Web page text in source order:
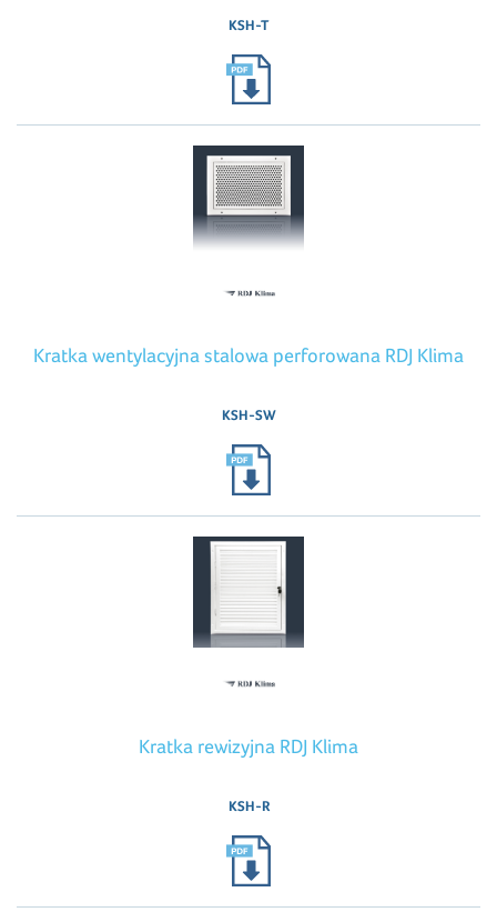
KSH-T
Kratka wentylacyjna stalowa perforowana RDJ Klima
KSH-SW
Kratka rewizyjna RDJ Klima
KSH-R